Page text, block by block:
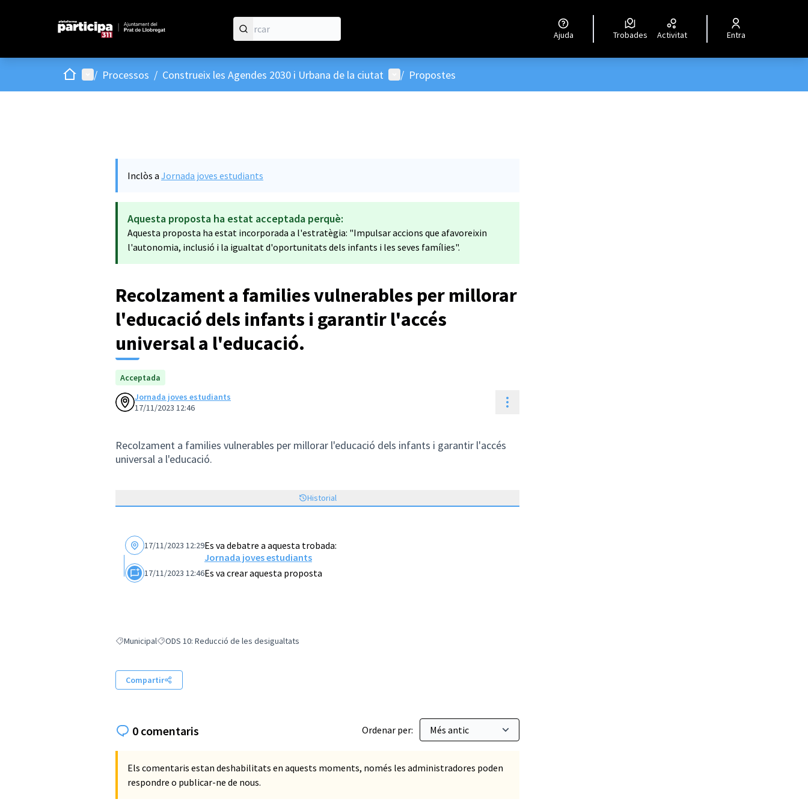
Ajuda Trobades Activitat Entra
Inici Menú principal
/ Processos / Construeix les Agendes 2030 i Urbana de la ciutat Menú d'usuari
/ Propostes
Inclòs a Jornada joves estudiants
Aquesta proposta ha estat acceptada perquè:
Aquesta proposta ha estat incorporada a l'estratègia: "Impulsar accions que afavoreixin
l'autonomia, inclusió i la igualtat d'oportunitats dels infants i les seves famílies".
Recolzament a families vulnerables per millorar
l'educació dels infants i garantir l'accés
universal a l'educació.
Acceptada
Jornada joves estudiants
17/11/2023 12:46
Controls de recursos
Recolzament a families vulnerables per millorar l'educació dels infants i garantir l'accés
universal a l'educació.
Historial
17/11/2023 12:29Es va debatre a aquesta trobada:
Jornada joves estudiants
17/11/2023 12:46Es va crear aquesta proposta
Resultats en filtrar per: Municipal
MunicipalResultats en filtrar per: ODS 10: Reducció de les desigualtats
ODS 10: Reducció de les desigualtats
Compartir
0 comentaris Ordenar per:
Els comentaris estan deshabilitats en aquests moments, només les administradores poden
respondre o publicar-ne de nous.